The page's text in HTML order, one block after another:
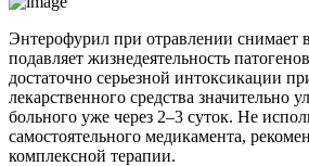
Энтерофурил при отравлении снимает
подавляет жизнедеятельность
достаточно серьезной интоксикации
лекарственного средства значительно
больного уже через 2–3 суток. Не
самостоятельного медикамента,
комплексной терапии.